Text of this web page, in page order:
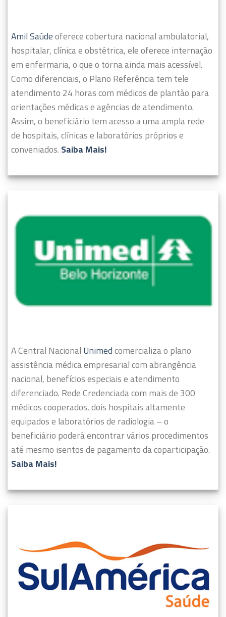
Amil Saúdeoferece cobertura nacional ambulatorial,
hospitalar, clínica e obstétrica, ele oferece internação
em enfermaria, o que o torna ainda mais acessível.
Como diferenciais, o Plano Referência tem tele
atendimento 24 horas com médicos de plantão para
orientações médicas e agências de atendimento.
Assim, o beneficiário tem acesso a uma ampla rede
de hospitais, clínicas e laboratórios próprios e
conveniados. Saiba Mais!
A Central Nacional Unimedcomercializa o plano
assistência médica empresarial com abrangência
nacional, benefícios especiais e atendimento
diferenciado. Rede Credenciada com mais de 300
médicos cooperados, dois hospitais altamente
equipados e laboratórios de radiologia – o
beneficiário poderá encontrar vários procedimentos
até mesmo isentos de pagamento da coparticipação.
Saiba Mais!